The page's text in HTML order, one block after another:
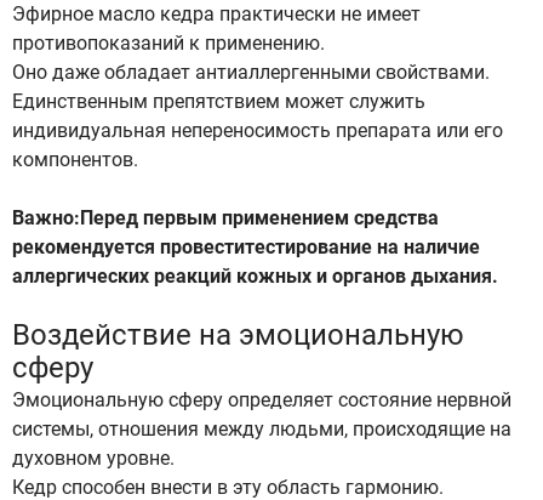
Эфирное масло кедра практически не имеет
противопоказаний к применению.
Оно даже обладает антиаллергенными свойствами.
Единственным препятствием может служить
индивидуальная непереносимость препарата или его
компонентов.
Важно:Перед первым применением средства
рекомендуется провеститестирование на наличие
аллергических реакций кожных и органов дыхания.
Воздействие на эмоциональную
сферу
Эмоциональную сферу определяет состояние нервной
системы, отношения между людьми, происходящие на
духовном уровне.
Кедр способен внести в эту область гармонию.